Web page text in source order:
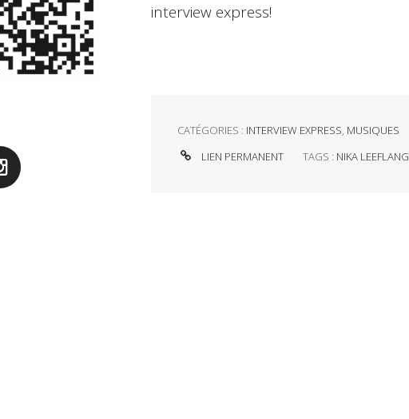
interview express!
CATÉGORIES : INTERVIEW EXPRESS, MUSIQUES
LIEN PERMANENT
TAGS : NIKA LEEFLANG